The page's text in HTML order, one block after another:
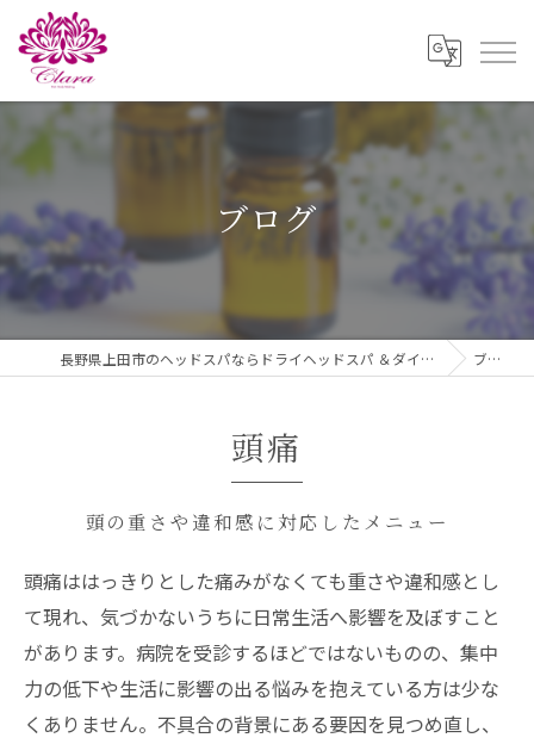
ブログ
長野県上田市のヘッドスパならドライヘッドスパ ＆ダイエットClara ブログ
頭痛
頭の重さや違和感に対応したメニュー
頭痛ははっきりとした痛みがなくても重さや違和感とし
て現れ、気づかないうちに日常生活へ影響を及ぼすこと
があります。病院を受診するほどではないものの、集中
力の低下や生活に影響の出る悩みを抱えている方は少な
くありません。不具合の背景にある要因を見つめ直し、